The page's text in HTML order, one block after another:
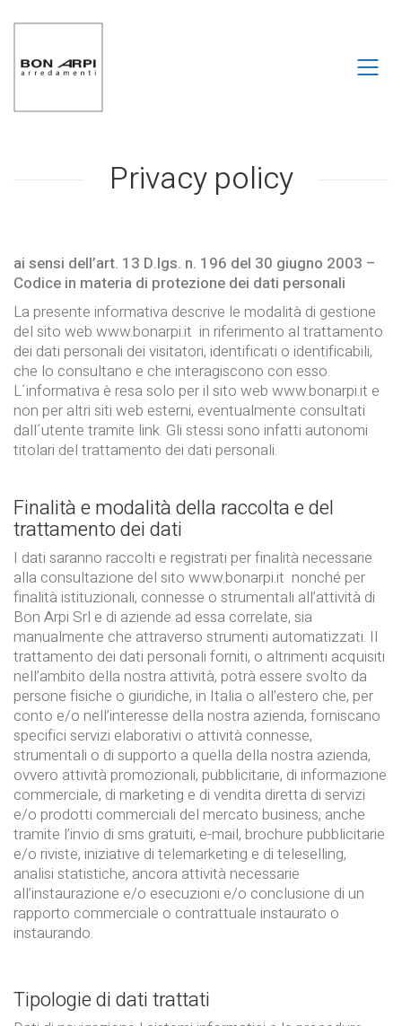
Privacy policy
ai sensi dell’art. 13 D.lgs. n. 196 del 30 giugno 2003 –
Codice in materia di protezione dei dati personali
La presente informativa descrive le modalità di gestione
del sito web www.bonarpi.it in riferimento al trattamento
dei dati personali dei visitatori, identificati o identificabili,
che lo consultano e che interagiscono con esso.
L´informativa è resa solo per il sito web www.bonarpi.it e
non per altri siti web esterni, eventualmente consultati
dall´utente tramite link. Gli stessi sono infatti autonomi
titolari del trattamento dei dati personali.
Finalità e modalità della raccolta e del
trattamento dei dati
I dati saranno raccolti e registrati per finalità necessarie
alla consultazione del sito www.bonarpi.it nonché per
finalità istituzionali, connesse o strumentali all’attività di
Bon Arpi Srl e di aziende ad essa correlate, sia
manualmente che attraverso strumenti automatizzati. Il
trattamento dei dati personali forniti, o altrimenti acquisiti
nell’ambito della nostra attività, potrà essere svolto da
persone fisiche o giuridiche, in Italia o all’estero che, per
conto e/o nell’interesse della nostra azienda, forniscano
specifici servizi elaborativi o attività connesse,
strumentali o di supporto a quella della nostra azienda,
ovvero attività promozionali, pubblicitarie, di informazione
commerciale, di marketing e di vendita diretta di servizi
e/o prodotti commerciali del mercato business, anche
tramite l’invio di sms gratuiti, e-mail, brochure pubblicitarie
e/o riviste, iniziative di telemarketing e di teleselling,
analisi statistiche, ancora attività necessarie
all’instaurazione e/o esecuzioni e/o conclusione di un
rapporto commerciale o contrattuale instaurato o
instaurando.
Tipologie di dati trattati